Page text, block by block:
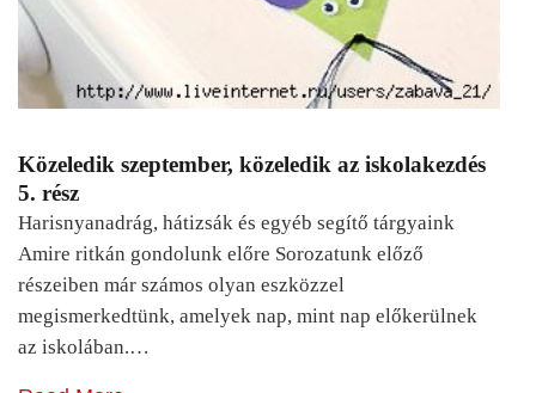
Közeledik szeptember, közeledik az iskolakezdés
5. rész
Harisnyanadrág, hátizsák és egyéb segítő tárgyaink
Amire ritkán gondolunk előre Sorozatunk előző
részeiben már számos olyan eszközzel
megismerkedtünk, amelyek nap, mint nap előkerülnek
az iskolában.…